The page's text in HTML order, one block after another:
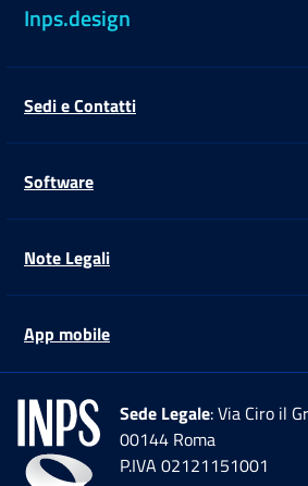
Inps.design
Sedi e Contatti
Software
Note Legali
App mobile
Sede Legale: Via Ciro il
00144 Roma
P.IVA 02121151001